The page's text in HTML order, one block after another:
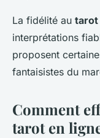
La fidélité au tarot
interprétations
proposent
fantaisistes du
Comment
tarot en